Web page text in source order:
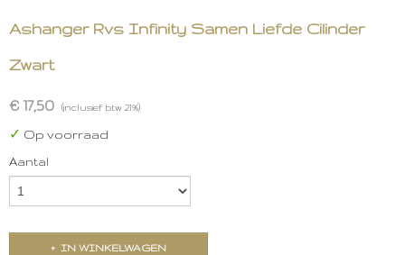
Ashanger Rvs Infinity Samen Liefde Cilinder
Zwart
€ 17,50 (inclusief btw 21%)
✓ Op voorraad
Aantal
IN WINKELWAGEN